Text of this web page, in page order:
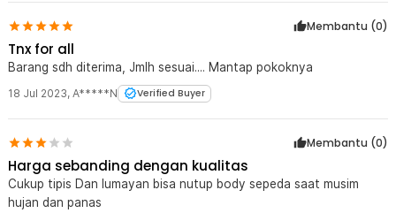
Membantu (0)
Tnx for all
Barang sdh diterima, Jmlh sesuai.... Mantap pokoknya
18 Jul 2023, A*****N Verified Buyer
Membantu (0)
Harga sebanding dengan kualitas
Cukup tipis Dan lumayan bisa nutup body sepeda saat musim
hujan dan panas